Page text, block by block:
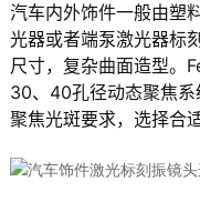
汽车内外饰件一般由塑
光器或者端泵激光器标
尺寸，复杂曲面造型。
30、40孔径动态聚焦
聚焦光斑要求，选择合